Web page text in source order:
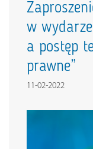
w
a postęp
prawne”
11-02-2022